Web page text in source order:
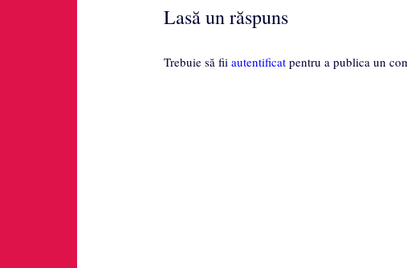
Lasă un răspuns
Trebuie să fii autentificatpentru a publica un